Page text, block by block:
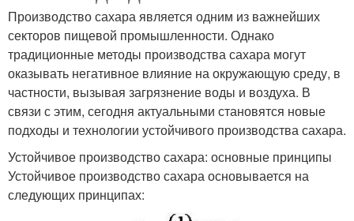
Производство сахара является одним из важнейших
секторов пищевой промышленности. Однако
традиционные методы производства сахара могут
оказывать негативное влияние на окружающую среду, в
частности, вызывая загрязнение воды и воздуха. В
связи с этим, сегодня актуальными становятся новые
подходы и технологии устойчивого производства сахара.
Устойчивое производство сахара: основные принципы
Устойчивое производство сахара основывается на
следующих принципах: